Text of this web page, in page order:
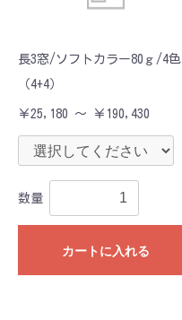
長3窓/ソフトカラー80ｇ/4色
（4+4）
￥25,180 ～ ￥190,430
数量
カートに入れる